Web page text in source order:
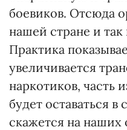
боевиков. Отсюда
нашей стране и так
Практика
увеличивается
наркотиков, часть
будет оставаться в
скажется на наших